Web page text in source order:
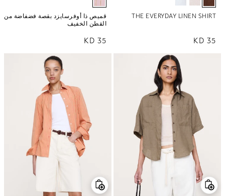
THE EVERYDAY LINEN SHIRT
السعر العادي
35 KD
قميص ذا أوفرسايزد بقصة فضفاضة من
القطن الخفيف
السعر العادي
35 KD